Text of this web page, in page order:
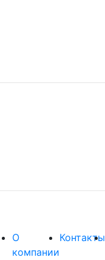
О
компании
Контакты